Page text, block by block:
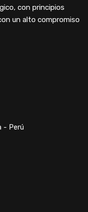
con principios
un alto compromiso
- Perú